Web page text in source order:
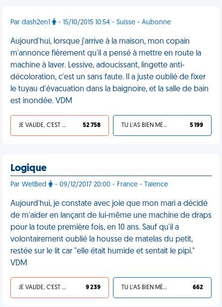
Par dash2en1 - 15/10/2015 10:54 - Suisse - Aubonne
Aujourd'hui, lorsque j'arrive à la maison, mon copain
m'annonce fièrement qu'il a pensé à mettre en route la
machine à laver. Lessive, adoucissant, lingette anti-
décoloration, c'est un sans faute. Il a juste oublié de fixer
le tuyau d'évacuation dans la baignoire, et la salle de bain
est inondée. VDM
JE VALIDE, C'EST UNE VDM 52 758 TU L'AS BIEN MÉRITÉ 5 199
Logique
Par WetBed - 09/12/2017 20:00 - France - Talence
Aujourd'hui, je constate avec joie que mon mari a décidé
de m'aider en lançant de lui-même une machine de draps
pour la toute première fois, en 10 ans. Sauf qu'il a
volontairement oublié la housse de matelas du petit,
restée sur le lit car "elle était humide et sentait le pipi."
VDM
JE VALIDE, C'EST UNE VDM 9 239 TU L'AS BIEN MÉRITÉ 662